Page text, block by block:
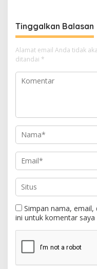
Tinggalkan Balasan
Alamat email Anda tidak
ditandai *
Simpan nama, email,
ini untuk komentar saya